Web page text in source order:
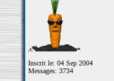
Inscrit le: 04 Sep 2004
Messages: 3734